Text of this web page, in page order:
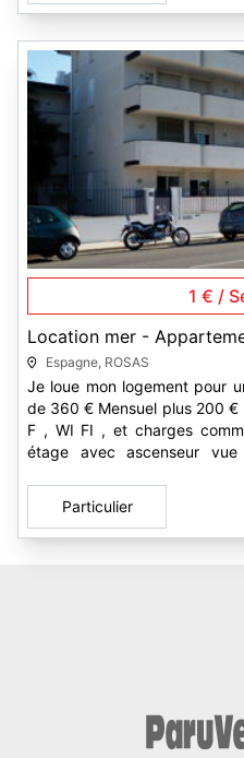
1 € /
Location mer -
Espagne, ROSAS
Je loue mon logement pour
de 360 € Mensuel plus 200 € charges comprenant eau , E D
F , WI FI , et charges communautaire , il est situer au 3°
étage avec ascenseur vue dégager , Magasin grande
Particulier